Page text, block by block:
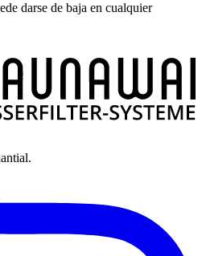
darse de baja en cualquier